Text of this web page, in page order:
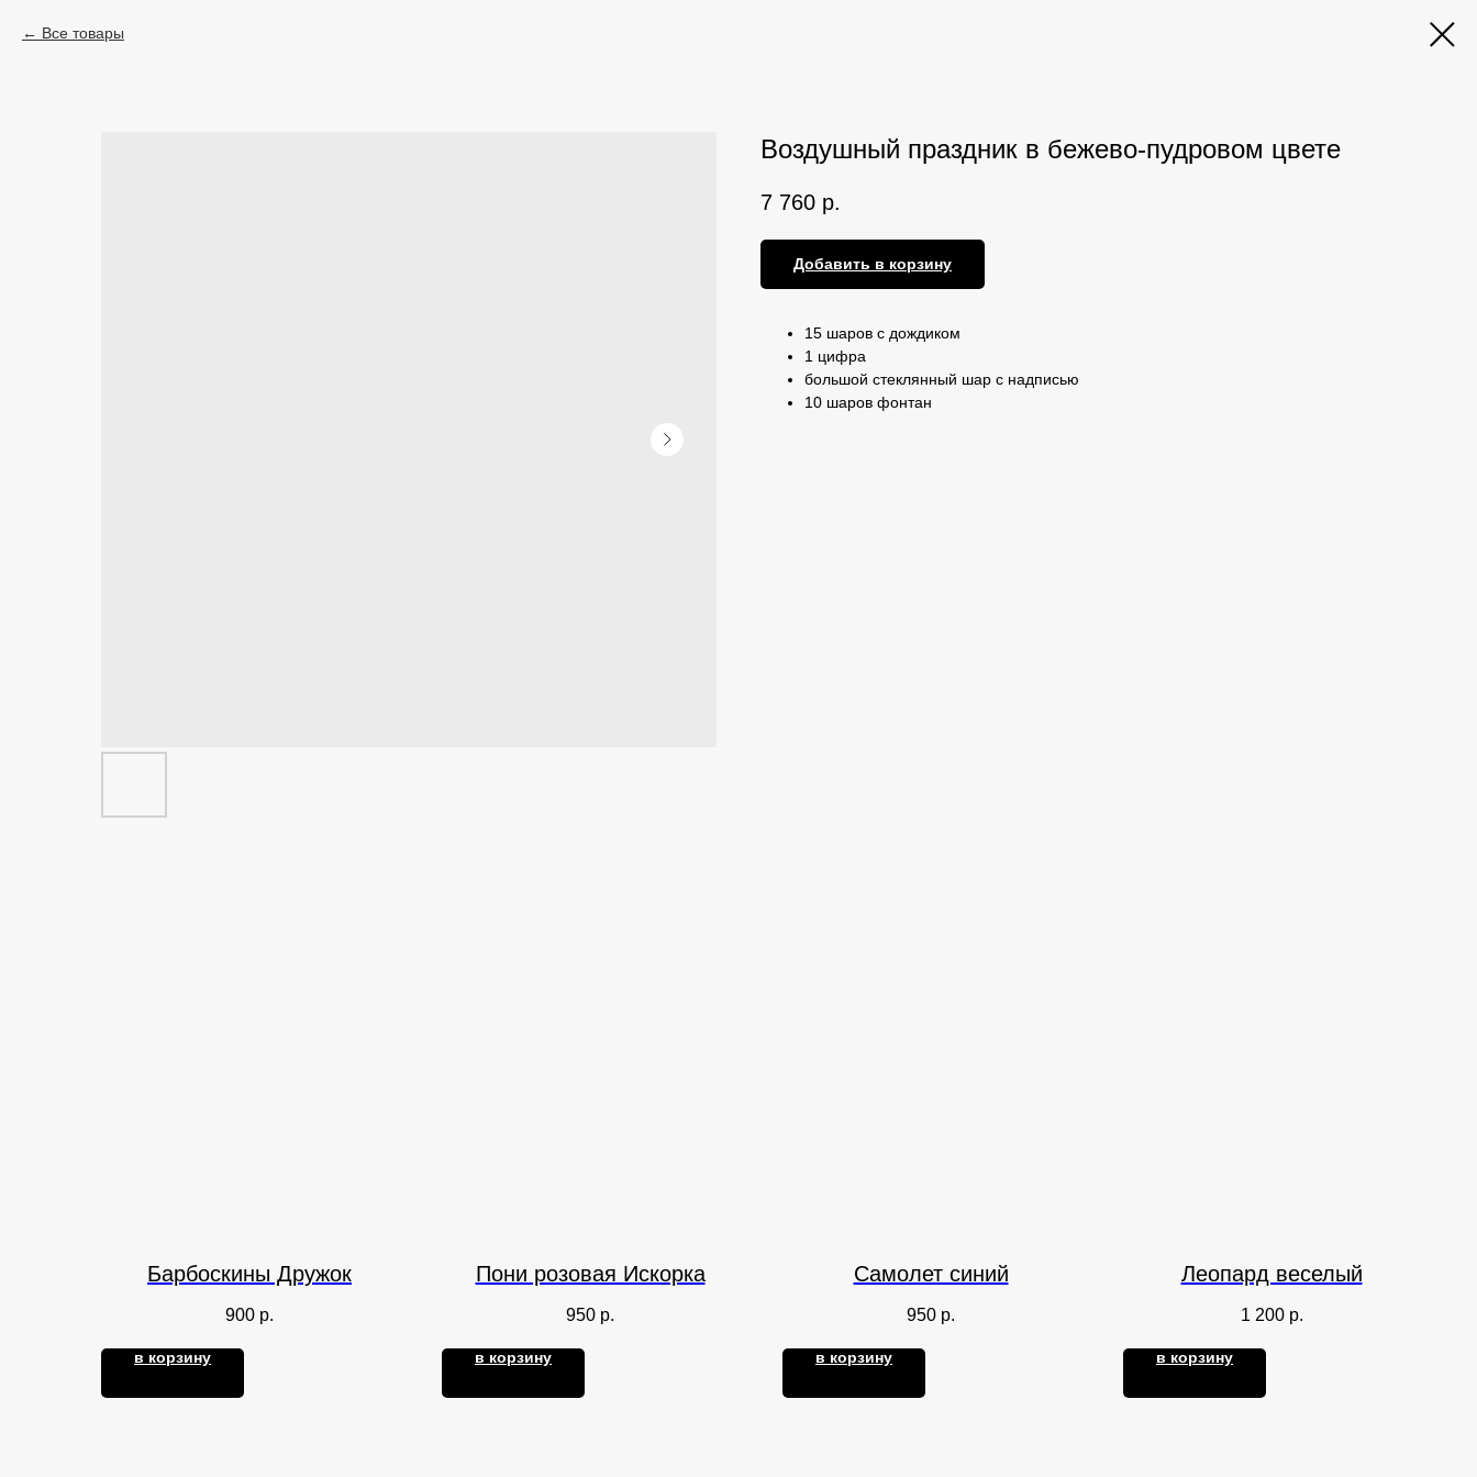
Все товары
Воздушный праздник в бежево-пудровом цвете
7 760 р.
Добавить в корзину
15 шаров с дождиком
1 цифра
большой стеклянный шар с надписью
10 шаров фонтан
Барбоскины Дружок
900 р.
в корзину
Пони розовая Искорка
950 р.
в корзину
Самолет синий
950 р.
в корзину
Леопард веселый
1 200 р.
в корзину